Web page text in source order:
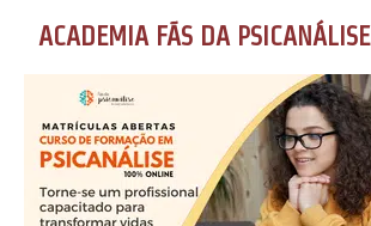
ACADEMIA FÃS DA PSICANÁLISE